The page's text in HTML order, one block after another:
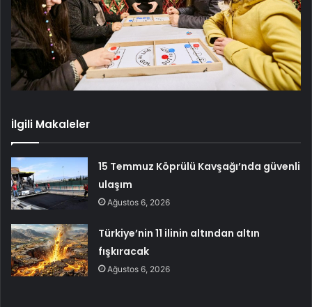
İlgili Makaleler
15 Temmuz Köprülü Kavşağı’nda güvenli
ulaşım
Ağustos 6, 2026
Türkiye’nin 11 ilinin altından altın
fışkıracak
Ağustos 6, 2026